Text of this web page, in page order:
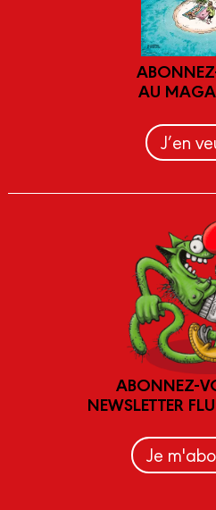
AU
J’en
ABONNEZ-
NEWSLETTER
Je